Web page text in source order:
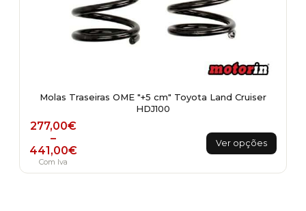
Molas Traseiras OME "+5 cm" Toyota Land Cruiser
HDJ100
277,00€
–
441,00€
Price range: 277,00€ through 441,00€
Com Iva
Ver opções
This
product
multiple